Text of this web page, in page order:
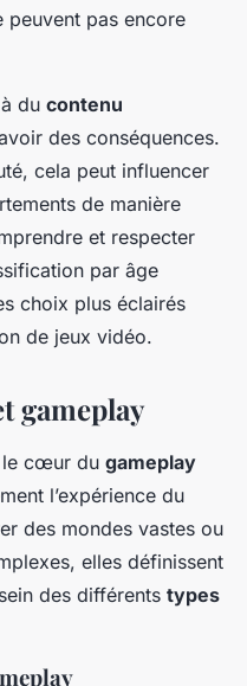
peuvent pas encore
du contenu
des conséquences.
cela peut influencer
de manière
et respecter
par âge
choix plus éclairés
de jeux vidéo.
gameplay
le cœur du gameplay
l’expérience du
des mondes vastes ou
elles définissent
des différents types